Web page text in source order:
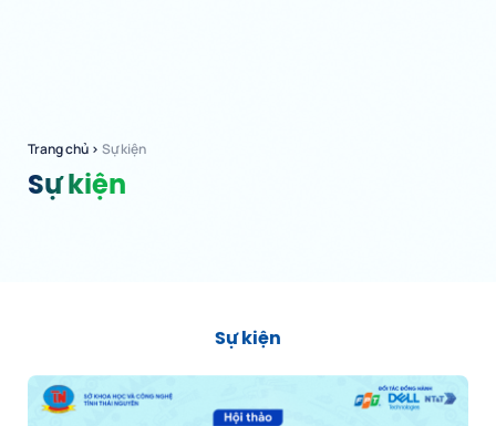
Trang chủ › Sự kiện
Sự kiện
Sự kiện